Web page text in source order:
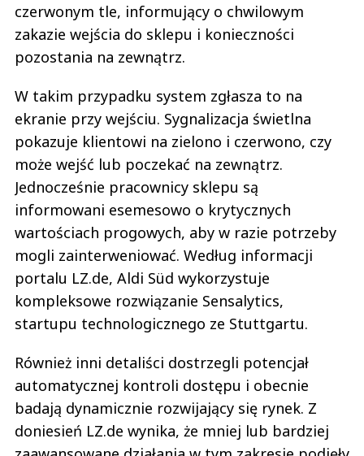
czerwonym tle, informujący o chwilowym
zakazie wejścia do sklepu i konieczności
pozostania na zewnątrz.
W takim przypadku system zgłasza to na
ekranie przy wejściu. Sygnalizacja świetlna
pokazuje klientowi na zielono i czerwono, czy
może wejść lub poczekać na zewnątrz.
Jednocześnie pracownicy sklepu są
informowani esemesowo o krytycznych
wartościach progowych, aby w razie potrzeby
mogli zainterweniować. Według informacji
portalu LZ.de, Aldi Süd wykorzystuje
kompleksowe rozwiązanie Sensalytics,
startupu technologicznego ze Stuttgartu.
Również inni detaliści dostrzegli potencjał
automatycznej kontroli dostępu i obecnie
badają dynamicznie rozwijający się rynek. Z
doniesień LZ.de wynika, że mniej lub bardziej